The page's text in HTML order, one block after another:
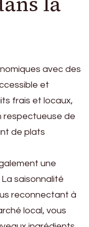
avec des
et
frais et locaux,
respectueuse de
de plats
une
saisonnalité
reconnectant à
local, vous